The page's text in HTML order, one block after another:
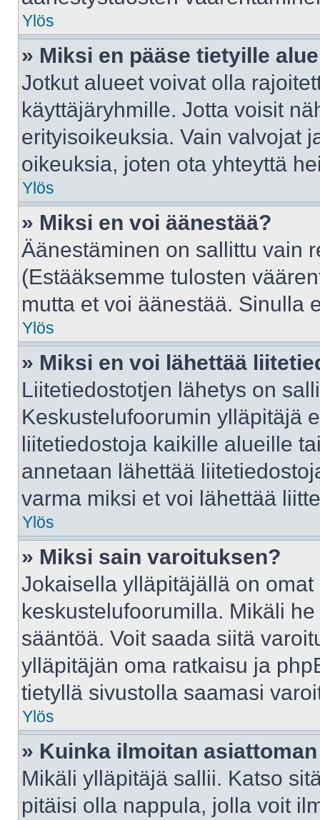
Ylös
» Miksi en pääse tietyille
Jotkut alueet voivat olla
käyttäjäryhmille. Jotta voisit
erityisoikeuksia. Vain valvojat
oikeuksia, joten ota yhteyttä
Ylös
» Miksi en voi äänestää?
Äänestäminen on sallittu vain
(Estääksemme tulosten
mutta et voi äänestää. Sinulla
Ylös
» Miksi en voi lähettää
Liitetiedostotjen lähetys on
Keskustelufoorumin ylläpitäjä
liitetiedostoja kaikille alueille
annetaan lähettää
varma miksi et voi lähettää
Ylös
» Miksi sain varoituksen?
Jokaisella ylläpitäjällä on
keskustelufoorumilla. Mikäli
sääntöä. Voit saada siitä
ylläpitäjän oma ratkaisu ja
tietyllä sivustolla saamasi
Ylös
» Kuinka ilmoitan
Mikäli ylläpitäjä sallii. Katso
pitäisi olla nappula, jolla voit